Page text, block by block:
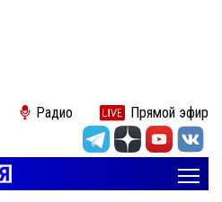
Радио Прямой эфир